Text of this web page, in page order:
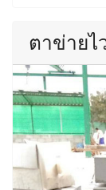
ตาข่ายไ